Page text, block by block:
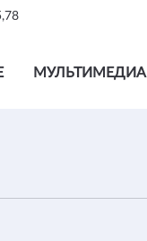
МУЛЬТИМЕДИА